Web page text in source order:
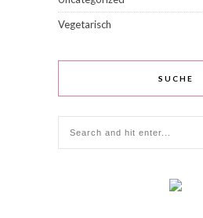
Vegetarisch
SUCHE